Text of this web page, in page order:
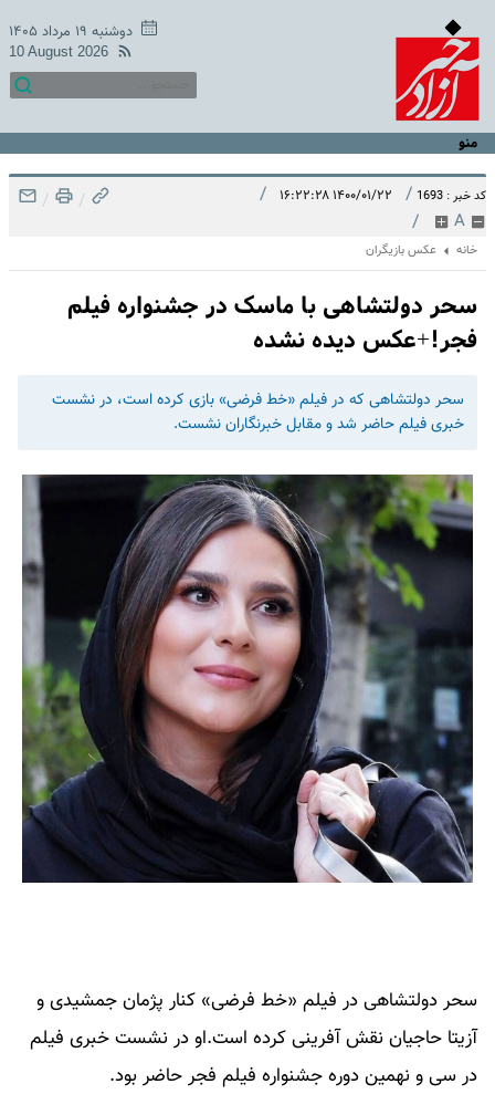
دوشنبه ۱۹ مرداد ۱۴۰۵
10 August 2026
منو
کد خبر : 1693 / ۱۴۰۰/۰۱/۲۲ ۱۶:۲۲:۲۸ /
A
/
/
/
خانه عکس بازیگران
سحر دولتشاهی با ماسک در جشنواره فیلم
فجر!+عکس دیده نشده
سحر دولتشاهی که در فیلم «خط فرضی» بازی کرده است، در نشست
خبری فیلم حاضر شد و مقابل خبرنگاران نشست.
سحر دولتشاهی در فیلم «خط فرضی» کنار پژمان جمشیدی و
آزیتا حاجیان نقش آفرینی کرده است.او در نشست خبری فیلم
در سی و نهمین دوره جشنواره فیلم فجر حاضر بود.